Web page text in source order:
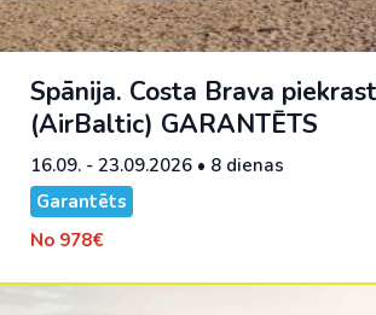
Spānija. Costa Brava
(AirBaltic) GARANTĒTS
16.09. - 23.09.2026 • 8 dienas
Garantēts
No 978€